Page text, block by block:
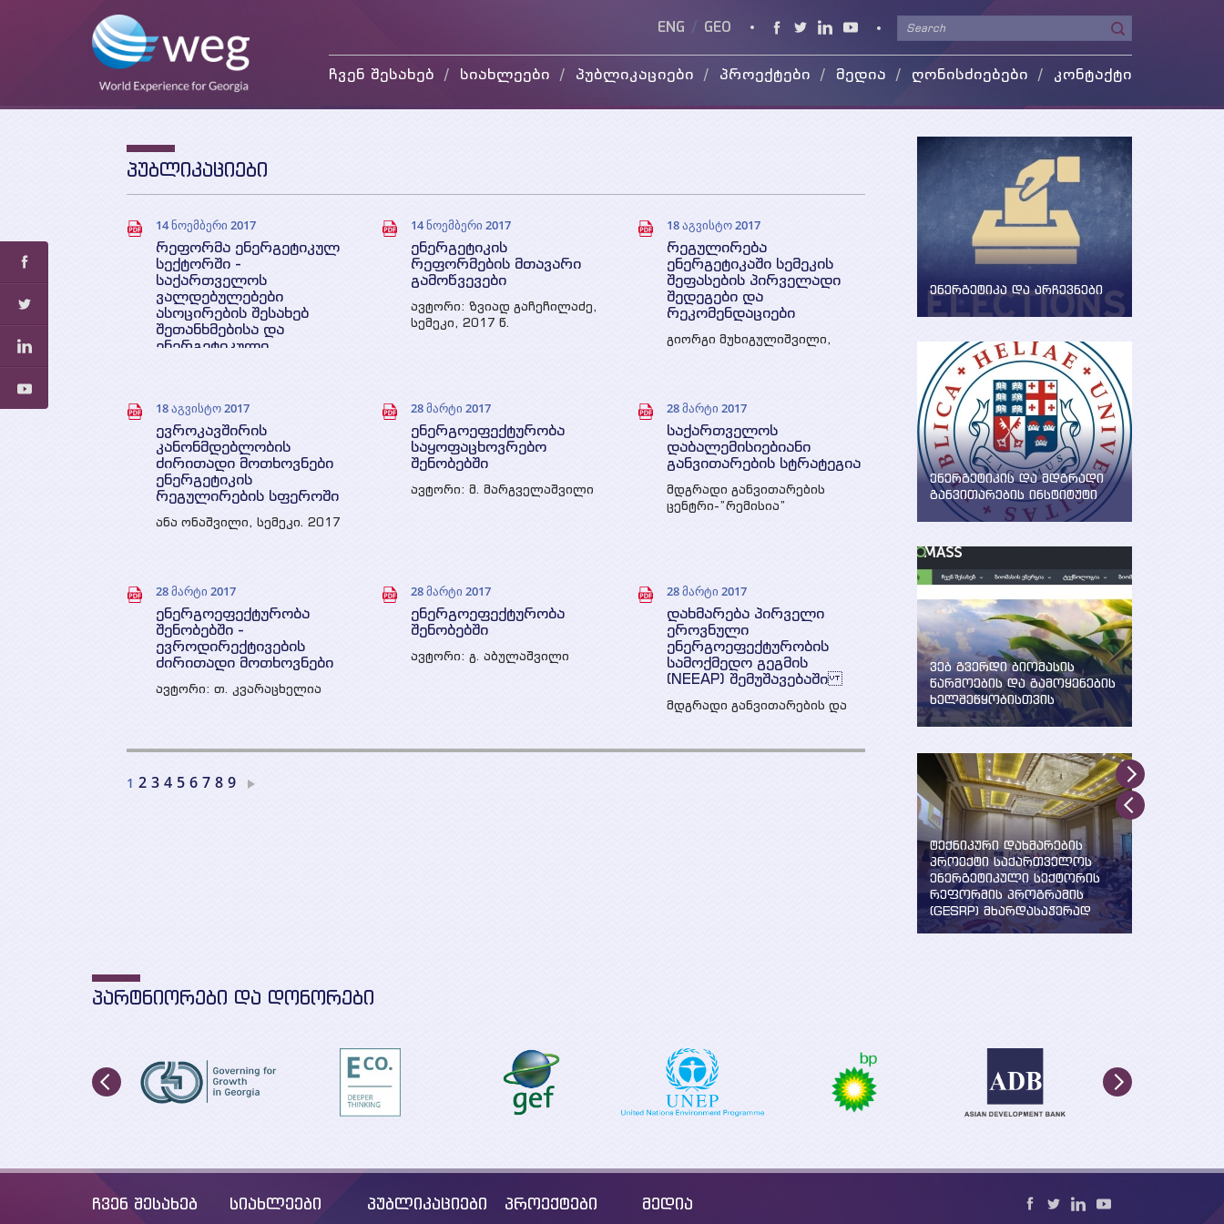
ENG GEO
ჩვენ შესახებ
დონორები
სიახლეები პუბლიკაციები
ანგარიშები
პროექტები მედია ღონისძიებები კონტაქტი
პუბლიკაციები
14 ნოემბერი 2017
რეფორმა ენერგეტიკულ
სექტორში -
საქართველოს
ვალდებულებები
ასოცირების შესახებ
შეთანხმებისა და
ენერგეტიკული
ავტორი: მურმან
მარგველაშვილი, WEG, 2017
წ.
14 ნოემბერი 2017
ენერგეტიკის
რეფორმების მთავარი
გამოწვევები
ავტორი: ზვიად გაჩეჩილაძე,
სემეკი, 2017 წ.
18 აგვისტო 2017
რეგულირება
ენერგეტიკაში სემეკის
შეფასების პირველადი
შედეგები და
რეკომენდაციები
გიორგი მუხიგულიშვილი,
18 აგვისტო 2017
ევროკავშირის
კანონმდებლობის
ძირითადი მოთხოვნები
ენერგეტიკის
რეგულირების სფეროში
ანა ონაშვილი, სემეკი. 2017
28 მარტი 2017
ენერგოეფექტურობა
საყოფაცხოვრებო
შენობებში
ავტორი: მ. მარგველაშვილი
28 მარტი 2017
საქართველოს
დაბალემისიებიანი
განვითარების სტრატეგია
მდგრადი განვითარების
ცენტრი-”რემისია”
28 მარტი 2017
ენერგოეფექტურობა
შენობებში -
ევროდირექტივების
ძირითადი მოთხოვნები
ავტორი: თ. კვარაცხელია
28 მარტი 2017
ენერგოეფექტურობა
შენობებში
ავტორი: გ. აბულაშვილი
28 მარტი 2017
დახმარება პირველი
ეროვნული
ენერგოეფექტურობის
სამოქმედო გეგმის
(NEEAP) შემუშავებაში
მდგრადი განვითარების და
1 2 3 4 5 6 7 8 9
ენერგეტიკა და არჩევნები
ენერგეტიკის საკითხების
პერიოდში
ენერგეტიკის და მდგრადი
განვითარების ინსტიტუტი
WEG-მა დააფუძნა ენერგეტიკის
ინსტიტუტი ილიას სახელმწიფო
უნივერსიტეტში
ვებ გვერდი ბიომასის
წარმოების და გამოყენების
ხელშეწყობისთვის
შექმნილია WEG-ის მიერ UNDP,
გარემოსა და ბუნებრივი
რესურსების დაცვის
სამინისტროს მხარდაჭერით
ტექნიკური დახმარების
პროექტი საქართველოს
ენერგეტიკული სექტორის
რეფორმის პროგრამის
(GESRP) მხარდასაჭერად
ᲞᲐᲠᲢᲜᲘᲝᲠᲔᲑᲘ ᲓᲐ ᲓᲝᲜᲝᲠᲔᲑᲘ
ჩვენ შესახებ სიახლეები პუბლიკაციები პროექტები მედია